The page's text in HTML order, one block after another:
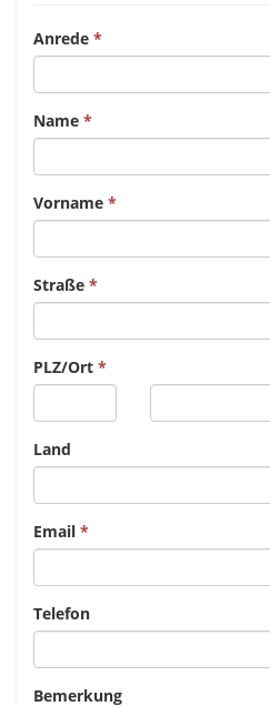
Anrede
Name
Vorname
Straße
PLZ/Ort
Land
Email
Telefon
Bemerkung